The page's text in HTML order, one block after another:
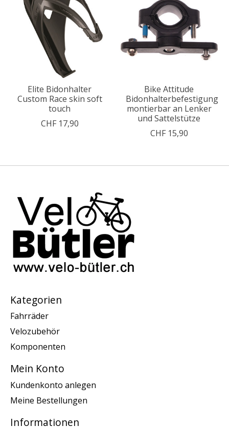
Elite Bidonhalter
Custom Race skin soft
touch
CHF 17,90
Bike Attitude
Bidonhalterbefestigung
montierbar an Lenker
und Sattelstütze
CHF 15,90
Kategorien
Fahrräder
Velozubehör
Komponenten
Mein Konto
Kundenkonto anlegen
Meine Bestellungen
Informationen